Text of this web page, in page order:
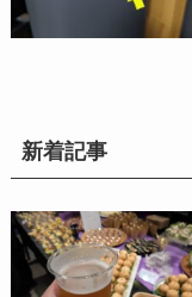
新着記事